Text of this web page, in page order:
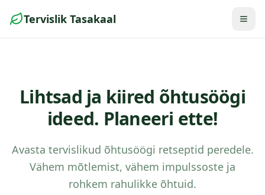
Tervislik Tasakaal
Lihtsad ja kiired õhtusöögi
ideed. Planeeri ette!
Avasta tervislikud õhtusöögi retseptid peredele.
Vähem mõtlemist, vähem impulssoste ja
rohkem rahulikke õhtuid.